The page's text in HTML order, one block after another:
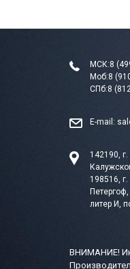
МСК:8
Моб:8
СПб:8
E-mail:
142190,
198516, г.
литер И,
ВНИМАНИЕ!